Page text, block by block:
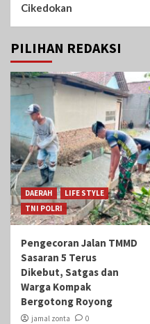
Cikedokan
PILIHAN REDAKSI
DAERAH
LIFE STYLE
TNI POLRI
Pengecoran Jalan TMMD
Sasaran 5 Terus
Dikebut, Satgas dan
Warga Kompak
Bergotong Royong
jamal zonta 0